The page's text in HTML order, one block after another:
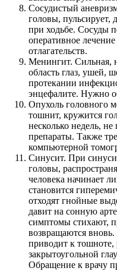
Сосудистый
головы, пульсирует,
при ходьбе. Сосуды
оперативное
отлагательств.
Менингит. Сильная,
область глаз, ушей,
протекании
энцефалите. Нужно
Опухоль головного
тошнит, кружится
несколько недель,
препараты. Также
компьютерной
Синусит. При
головы,
человека начинает
становится
отходят гнойные
давит на сонную
симптомы стихают,
возвращаются вновь.
приводит к
закрытоугольной
Обращение к врачу